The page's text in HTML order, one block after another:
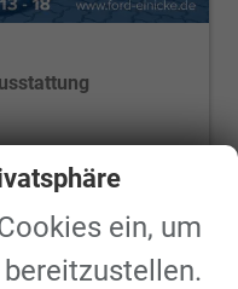
Blau
7.895 km
ein, um